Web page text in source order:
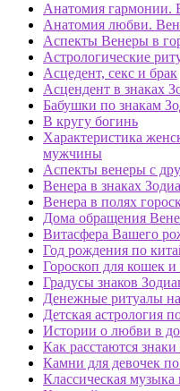
Анатомия гармонии.
Анатомия любви.
Аспекты Венеры в
Астрологические
Асцедент, секс и брак
Асцендент в знаках
Бабушки по знакам
В кругу богинь
Характеристика
мужчины
Аспекты венеры с
Венера в знаках
Венера в полях
Дома обращения
Витасфера Вашего
Год рождения по
Гороскоп для кошек и
Градусы знаков
Денежные ритуалы
Детская астрология
Истории о любви в
Как расстаются
Камни для девочек
Классическая музыка